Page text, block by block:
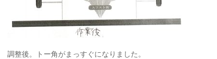
調整後。トー角がまっすぐになりました。